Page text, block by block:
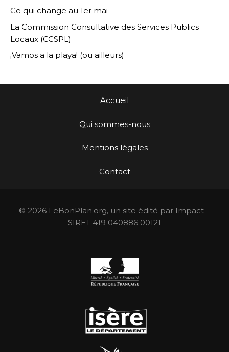
Ce qui change au 1er mai
La Commission Consultative des Services Publics
Locaux (CCSPL)
¡Vamos a la playa! (ou ailleurs)
Accueil
Qui sommes-nous
Mentions légales
Contact
© 2026 LeBonPlan.org, un site édité par Impact –
SIRET 419 040886 00121